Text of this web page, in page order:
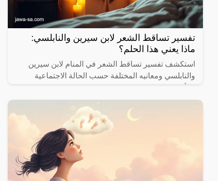
تفسير تساقط الشعر لابن سيرين والنابلسي:
ماذا يعني هذا الحلم؟
استكشف تفسير تساقط الشعر في المنام لابن سيرين
والنابلسي ومعانيه المختلفة حسب الحالة الاجتماعية